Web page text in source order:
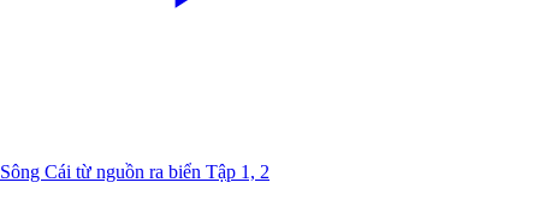
Sông Cái từ nguồn ra biển Tập 1, 2